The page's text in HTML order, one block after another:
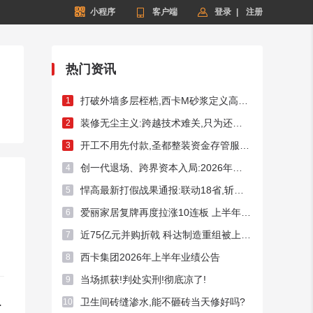
 小程序  客户端  登录 注册
租赁热线
热门资讯
1
2
3
4
5
6
7
8 西卡集团2026年上半年业绩公告
9 当场抓获!判处实刑!彻底凉了!
10 卫生间砖缝渗水,能不砸砖当天修好吗?